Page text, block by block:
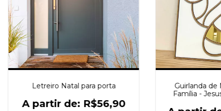
Letreiro Natal para porta
R$56,90
Guirlanda de
Família -